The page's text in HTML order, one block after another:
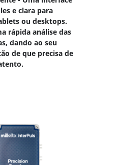
e clara para
ou desktops.
rápida análise das
dando ao seu
de que precisa de